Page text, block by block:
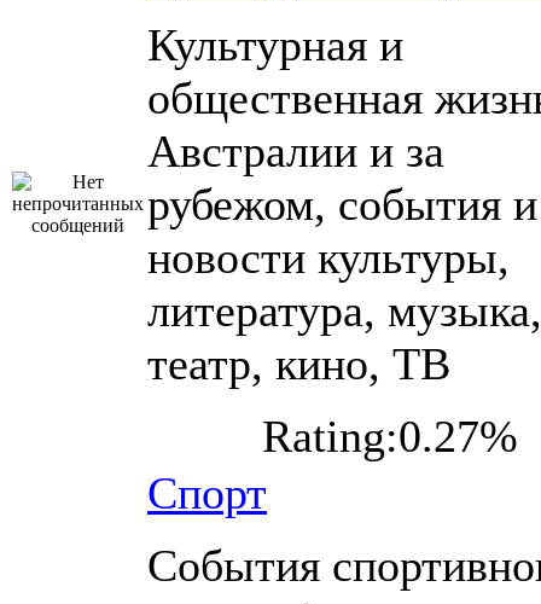
Культурная и
общественная
Австралии и за
рубежом, события и
новости культуры,
литература, музыка,
театр, кино, ТВ
Rating:0.27%
Спорт
События